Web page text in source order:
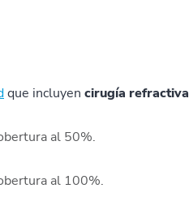
que incluyen cirugía refractiva
al 50%.
al 100%.